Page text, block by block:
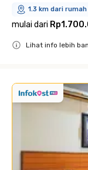
1.3 km dari
mulai dari
Lihat info lebih